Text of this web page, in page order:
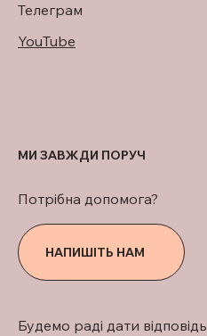
Телеграм
YouTube
Будемо раді дати відповідь
НАПИШІТЬ НАМ
Потрібна допомога?
МИ ЗАВЖДИ ПОРУЧ